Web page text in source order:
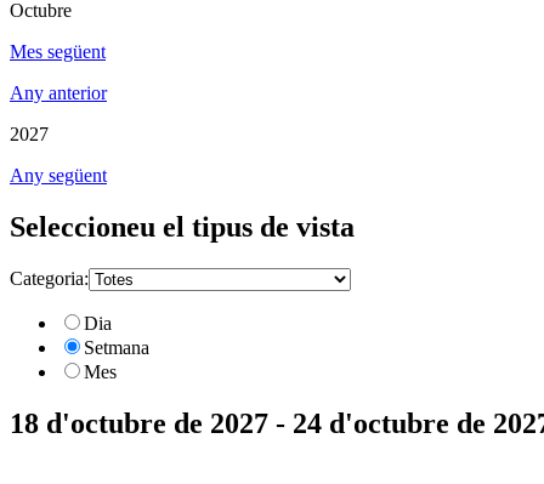
Octubre
Mes següent
Any anterior
2027
Any següent
Seleccioneu el tipus de vista
Categoria:
Dia
Setmana
Mes
18 d'octubre de 2027 - 24 d'octubre de